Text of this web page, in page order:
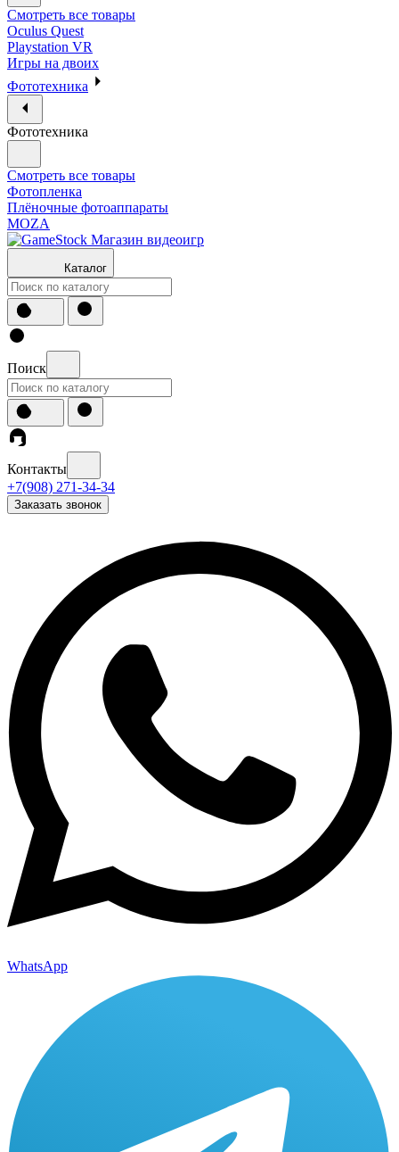
Смотреть все товары
Oculus Quest
Playstation VR
Игры на двоих
Фототехника
Фототехника
Смотреть все товары
Фотопленка
Плёночные фотоаппараты
MOZA
Каталог
Поиск
Контакты
+7(908) 271-34-34
Заказать звонок
WhatsApp